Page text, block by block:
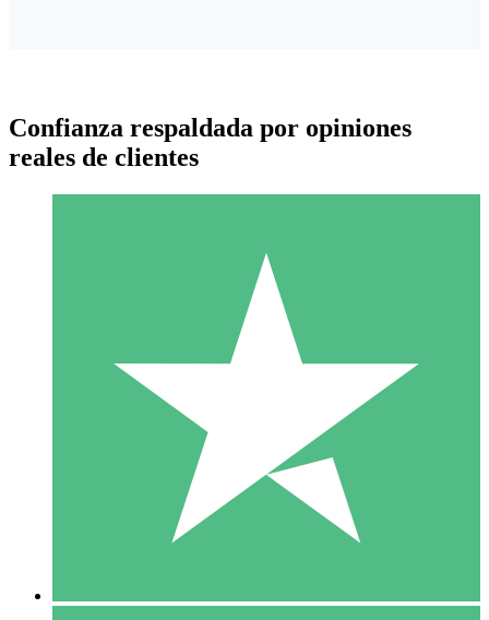
Paquetes de Créditos Individuales
Paga según el uso con créditos de descarga. Sin compromiso
10 00
Confianza respaldada por opiniones
reales de clientes